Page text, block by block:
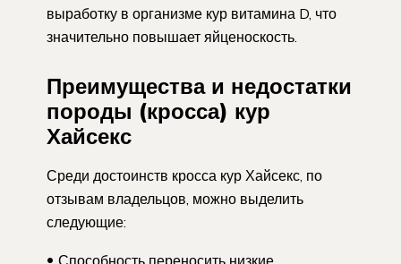
выработку в организме кур витамина D, что
значительно повышает яйценоскость.
Преимущества и недостатки
породы (кросса) кур
Хайсекс
Среди достоинств кросса кур Хайсекс, по
отзывам владельцов, можно выделить
следующие: